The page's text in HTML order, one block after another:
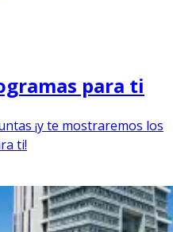
para ti
¡y te mostraremos los
ti!